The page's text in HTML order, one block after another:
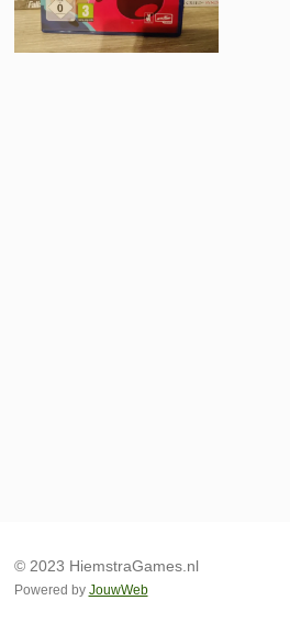
© 2023 HiemstraGames.nl
Powered by JouwWeb